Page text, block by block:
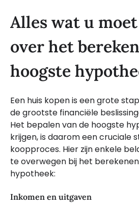
Alles wat u
over het
hoogste
Een huis kopen is een grote
de grootste financiële
Het bepalen van de hoogste
krijgen, is daarom een cruciale
koopproces. Hier zijn enkele
te overwegen bij het
hypotheek:
Inkomen en uitgaven